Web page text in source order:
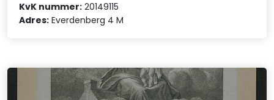
KvK nummer: 20149115
Adres: Everdenberg 4 M